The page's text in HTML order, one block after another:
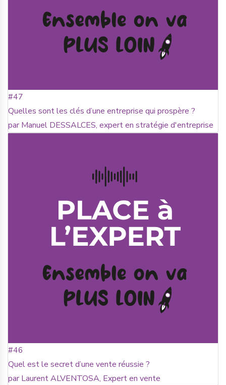
#47
Quelles sont les clés d’une entreprise qui prospère ?
par Manuel DESSALCES, expert en stratégie d'entreprise
#46
Quel est le secret d’une vente réussie ?
par Laurent ALVENTOSA, Expert en vente